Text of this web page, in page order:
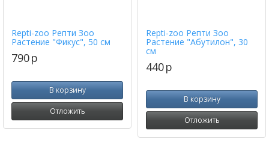
Repti-zoo Репти Зоо
Растение "Фикус", 50 см
790p
В корзину
Отложить
Repti-zoo Репти Зоо
Растение "Абутилон", 30
см
440p
В корзину
Отложить